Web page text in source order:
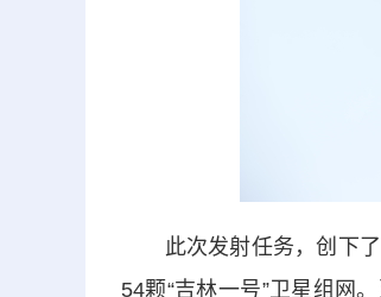
此次发射任务，创下了
54颗“吉林一号”卫星组网